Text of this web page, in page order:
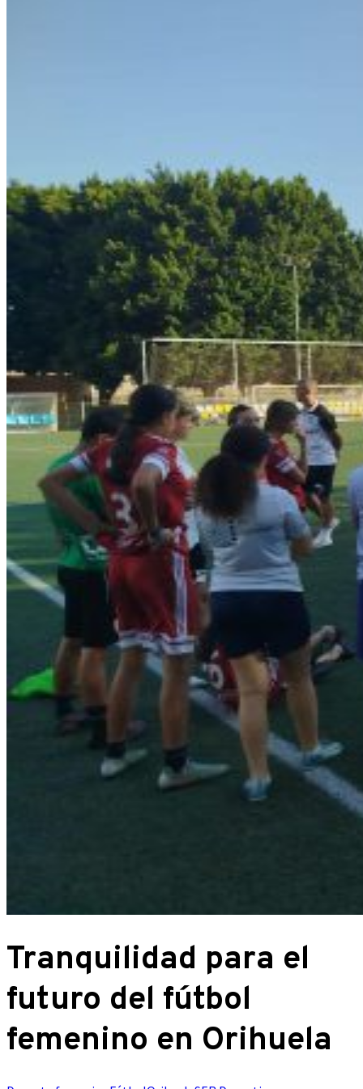
Tranquilidad para el
futuro del fútbol
femenino en Orihuela